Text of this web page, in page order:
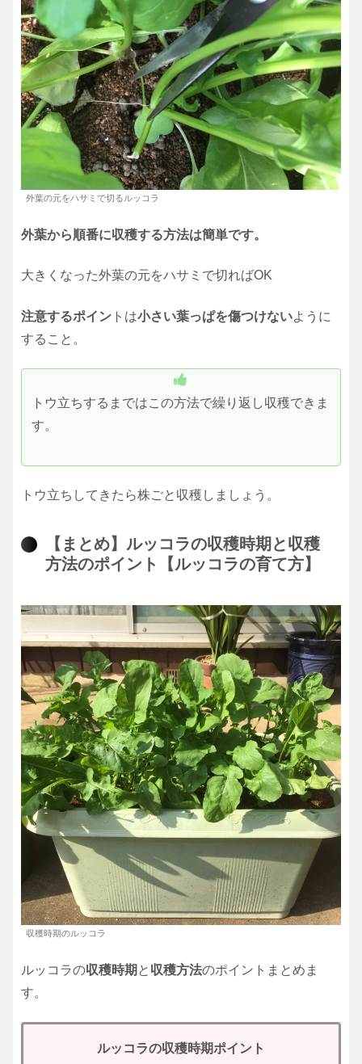
外葉の元をハサミで切るルッコラ
外葉から順番に収穫する方法は簡単です。
大きくなった外葉の元をハサミで切ればOK
注意するポイン トは小さい葉っぱを傷つけないように
すること。
トウ立ちするまではこの方法で繰り返し収穫できま
す。
トウ立ちしてきたら株ごと収穫しましょう。
【まとめ】ルッコラの収穫時期と収穫
方法のポイント【ルッコラの育て方】
収穫時期のルッコラ
ルッコラの収穫時期 と 収穫方法のポイントまとめま
す。
ルッコラの収穫時期ポイント